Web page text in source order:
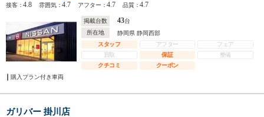
接客：4.8 雰囲気：4.7 アフター：4.7 品質：4.7
掲載台数 43台
所在地
静岡県 静岡西部
スタッフ
アフター
フェア
買取
保証
整備
クチコミ
クーポン
購入プラン付き車両
ガリバー 掛川店